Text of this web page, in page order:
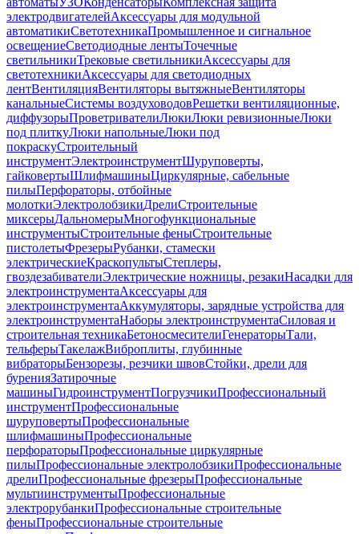
электродвигателейАксессуары для модульной
автоматикиСветотехникаПромышленное и сигнальное
освещениеСветодиодные лентыТочечные
светильникиТрековые светильникиАксессуары для
светотехникиАксессуары для светодиодных
лентВентиляцияВентиляторы вытяжныеВентиляторы
канальныеСистемы воздуховодовРешетки вентиляционные,
диффузорыПроветривателиЛюкиЛюки ревизионныеЛюки
под плиткуЛюки напольныеЛюки под
покраскуСтроительный
инструментЭлектроинструментШуруповерты,
гайковертыШлифмашиныЦиркулярные, сабельные
пилыПерфораторы, отбойные
молоткиЭлектролобзикиДрелиСтроительные
миксерыДальномерыМногофункциональные
инструментыСтроительные феныСтроительные
пистолетыФрезерыРубанки, стамески
электрическиеКраскопультыСтеплеры,
гвоздезабивателиЭлектрические ножницы, резакиНасадки для
электроинструментаАксессуары для
электроинструментаАккумуляторы, зарядные устройства для
электроинструментаНаборы электроинструментаСиловая и
строительная техникаБетоносмесителиГенераторыТали,
тельферыТакелажВиброплиты, глубинные
вибраторыБензорезы, резчики швовСтойки, дрели для
буренияЗатирочные
машиныГидроинструментПогрузчикиПрофессиональный
инструментПрофессиональные
шуруповертыПрофессиональные
шлифмашиныПрофессиональные
перфораторыПрофессиональные циркулярные
пилыПрофессиональные электролобзикиПрофессиональные
дрелиПрофессиональные фрезерыПрофессиональные
мультиинструментыПрофессиональные
электрорубанкиПрофессиональные строительные
феныПрофессиональные строительные